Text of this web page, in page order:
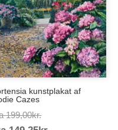
kunstplakat af
Cazes
199,00kr.Prisinterval: